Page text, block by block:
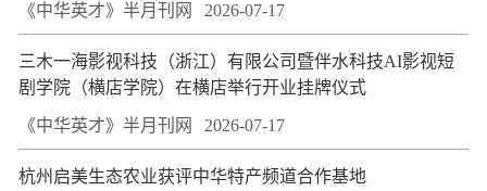
《中华英才》半月刊网 2026-07-17
三木一海影视科技（浙江）有限公司暨伴水科技AI影视短
剧学院（横店学院）在横店举行开业挂牌仪式
《中华英才》半月刊网 2026-07-17
杭州启美生态农业获评中华特产频道合作基地